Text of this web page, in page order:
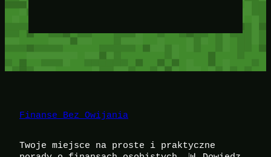
Finanse Bez Owijania
Twoje miejsce na proste i praktyczne